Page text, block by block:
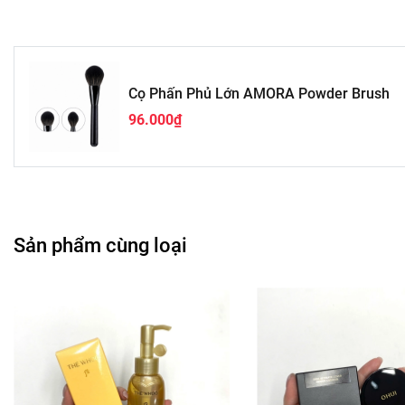
Cọ Phấn Phủ Lớn AMORA Powder Brush
96.000₫
Sản phẩm cùng loại